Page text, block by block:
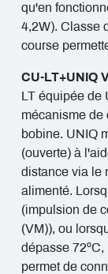
qu'en
4,2W). Classe
course
CU-LT+UNIQ
LT équipée de
mécanisme de
bobine. UNIQ
(ouverte) à
distance via le
alimenté.
(impulsion de
(VM)), ou
dépasse
permet de